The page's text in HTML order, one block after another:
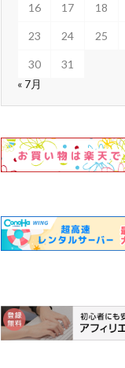
16 17 18
23 24 25
30
31
« 7月